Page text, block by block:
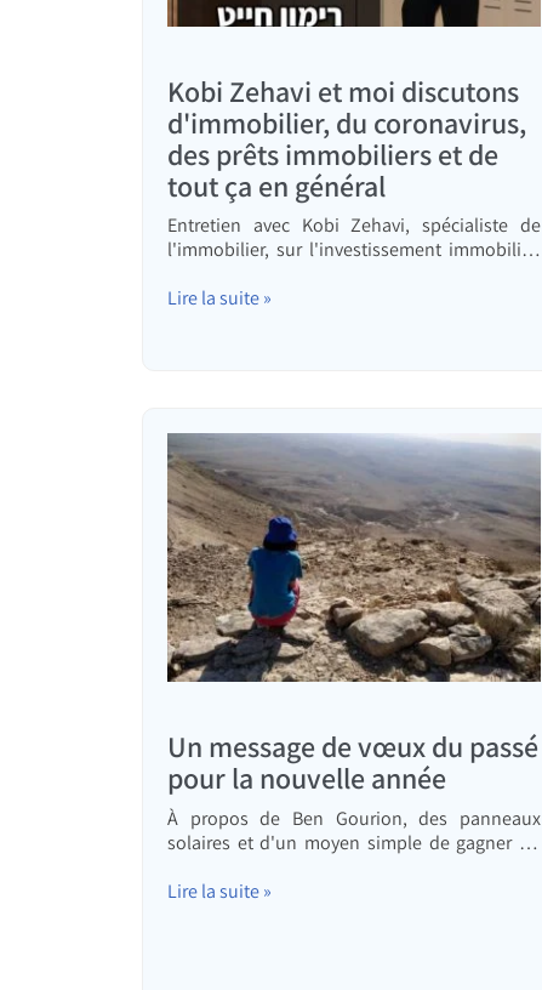
Kobi Zehavi et moi discutons
d'immobilier, du coronavirus,
des prêts immobiliers et de
tout ça en général
Entretien avec Kobi Zehavi, spécialiste de
l'immobilier, sur l'investissement immobilier,
gestion personnelle et professionnelle en ces
Lire la suite »
Un message de vœux du passé
pour la nouvelle année
À propos de Ben Gourion, des panneaux
solaires et d'un moyen simple de gagner un
Lire la suite »